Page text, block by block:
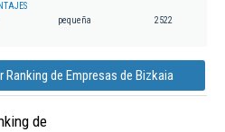
pequeña 2522
Ranking de Empresas de Bizkaia
de